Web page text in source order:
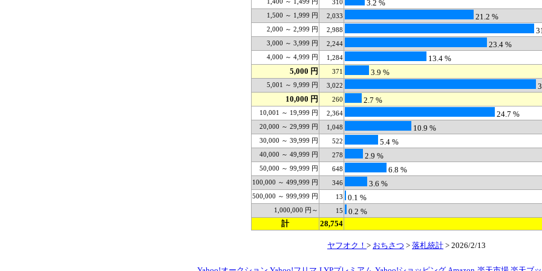
310 3.2 %
1,500 ～ 1,999 円 2,033 21.2 %
2,000 ～ 2,999 円 2,988
3,000 ～ 3,999 円 2,244 23.4 %
4,000 ～ 4,999 円 1,284
13.4 %
5,000 円
371 3.9 %
5,001 ～ 9,999 円 3,022
10,000 円
260 2.7 %
10,001 ～ 19,999 円 2,364 24.7 %
20,000 ～ 29,999 円 1,048 10.9 %
30,000 ～ 39,999 円 522 5.4 %
40,000 ～ 49,999 円 278 2.9 %
50,000 ～ 99,999 円 648 6.8 %
100,000 ～ 499,999 円 346 3.6 %
500,000 ～ 999,999 円 13 0.1 %
1,000,000 円～ 15
0.2 %
計
28,754
ヤフオク！ > おちさつ > 落札統計 > 2026/2/13